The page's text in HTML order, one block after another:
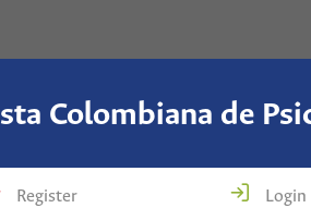
Colombiana de
Register Login